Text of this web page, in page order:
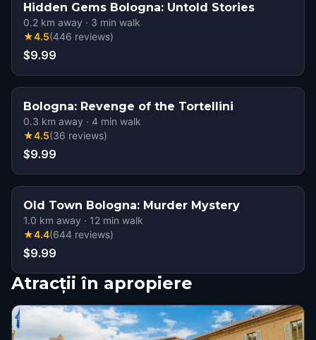
Hidden Gems Bologna: Untold Stories
0.2 km away · 3 min walk
★4.5(446 reviews)
$9.99
Bologna: Revenge of the Tortellini
0.3 km away · 4 min walk
★4.5(36 reviews)
$9.99
Old Town Bologna: Murder Mystery
1.0 km away · 12 min walk
★4.4(644 reviews)
$9.99
Atracții în apropiere